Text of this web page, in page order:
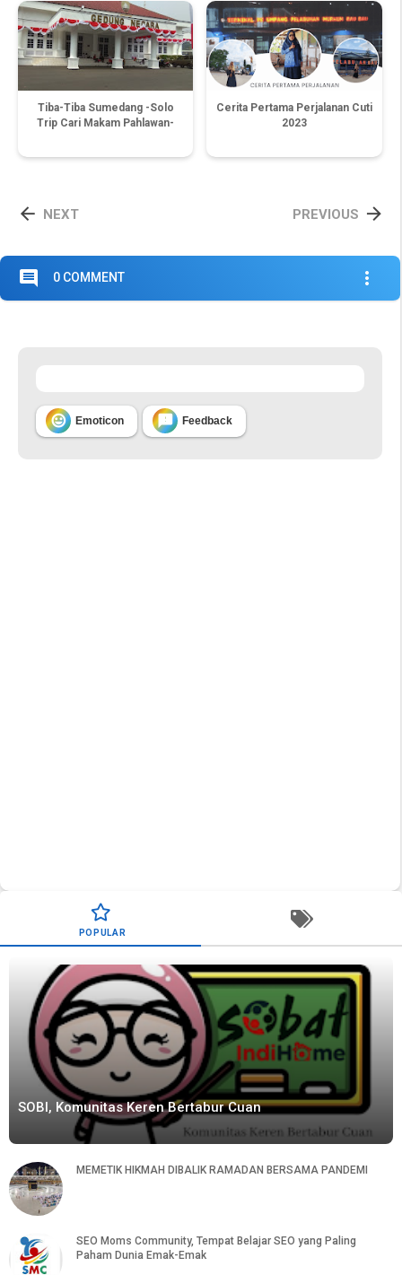
Tiba-Tiba Sumedang -Solo
Trip Cari Makam Pahlawan-
Cerita Pertama Perjalanan Cuti
2023
 NEXT 
PREVIOUS
comment 0 COMMENT more_vert
 Emoticon  Feedback
POPULAR
SOBI, Komunitas Keren Bertabur Cuan
MEMETIK HIKMAH DIBALIK RAMADAN BERSAMA PANDEMI
SEO Moms Community, Tempat Belajar SEO yang Paling
Paham Dunia Emak-Emak